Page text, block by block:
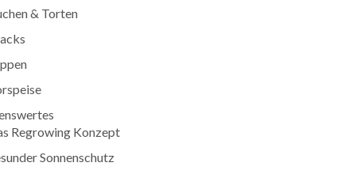
& Torten
Regrowing Konzept
Sonnenschutz